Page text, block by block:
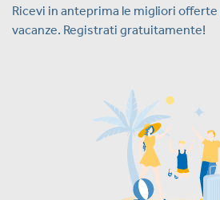
Ricevi in anteprima le migliori
vacanze. Registrati gratuitamente!